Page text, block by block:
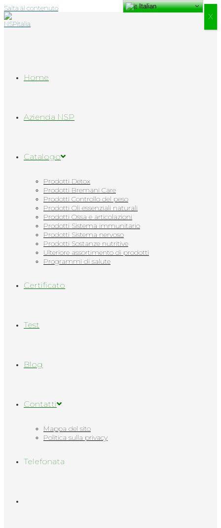
Salta al contenuto
Home
Azienda NSP
Catalogo
Prodotti Detox
Prodotti Bremani Care
Prodotti Controllo del peso
Prodotti Oli essenziali naturali
Prodotti Ossa e articolazioni
Prodotti Sistema immunitario
Prodotti Sistema nervoso
Prodotti Sostanze nutritive
Ulteriore assortimento di prodotti
Programmi di salute
Сertificato
Test
Blog
Contatti
Mappa del sito
Politica sulla privacy
Telefonata
Italian
Х